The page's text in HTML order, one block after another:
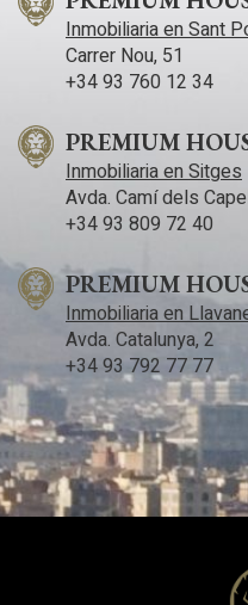
Inmobiliaria en Sant
Carrer Nou, 51
+34 93 760 12 34
PREMIUM
Inmobiliaria en Sitges
Avda. Camí­ dels
+34 93 809 72 40
PREMIUM
Inmobiliaria en
Avda. Catalunya, 2
+34 93 792 77 77